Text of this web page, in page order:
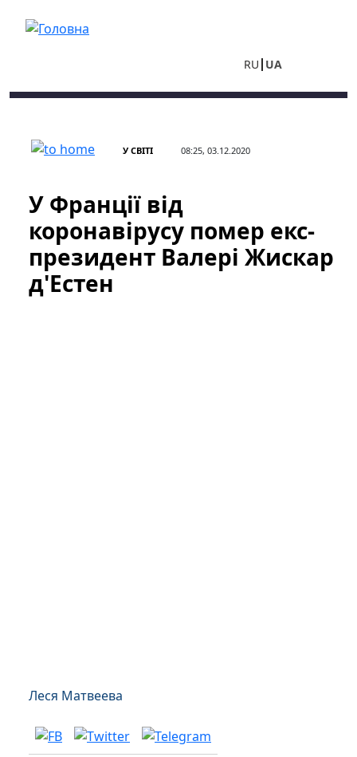
RU UA
У СВІТІ 08:25, 03.12.2020
У Франції від
коронавірусу помер екс-
президент Валері Жискар
д'Естен
Леся Матвеева